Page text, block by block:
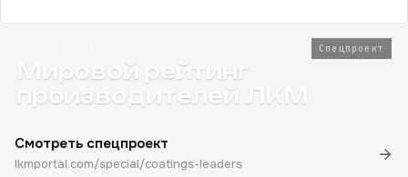
Спецпроект
Мировой рейтинг
производителей ЛКМ
Смотреть спецпроект
lkmportal.com/special/coatings-leaders